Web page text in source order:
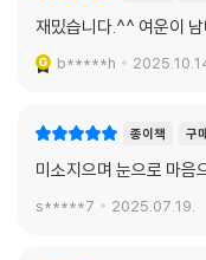
재밌습니다.^^ 여운이
b*****h
종이책 구
미소지으며 눈으로 마음
s*****7 2025.07.19.